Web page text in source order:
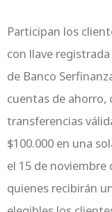
Participan los
con llave
de Banco
cuentas de ahorro,
transferencias
$100.000 en una
el 15 de noviembre
quienes recibirán